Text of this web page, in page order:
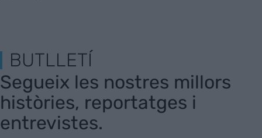
BUTLLETÍ
Segueix les nostres millors
històries, reportatges i
entrevistes.